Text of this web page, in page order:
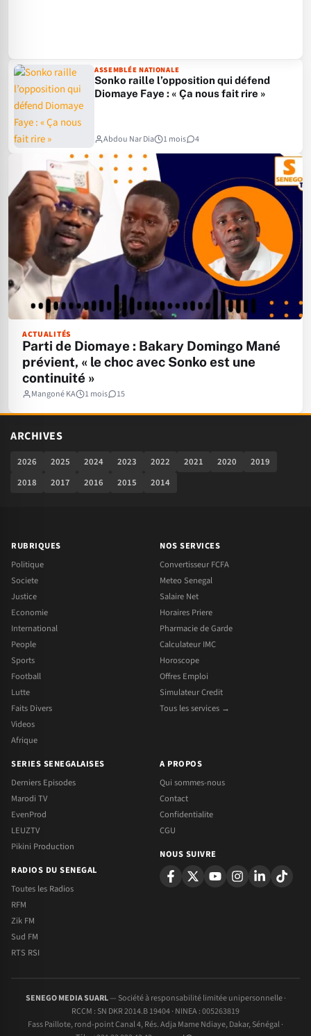
ASSEMBLÉE NATIONALE
Sonko raille l’opposition qui défend
Diomaye Faye : « Ça nous fait rire »
Abdou Nar Dia 1 mois 4
ACTUALITÉS
Parti de Diomaye : Bakary Domingo Mané
prévient, « le choc avec Sonko est une
continuité »
Mangoné KA 1 mois 15
ARCHIVES
2026 2025 2024 2023 2022 2021 2020
2019
2018
2017 2016 2015 2014
RUBRIQUES
Politique
Societe
Justice
Economie
International
People
Sports
Football
Lutte
Faits Divers
Videos
Afrique
NOS SERVICES
Convertisseur FCFA
Meteo Senegal
Salaire Net
Horaires Priere
Pharmacie de Garde
Calculateur IMC
Horoscope
Offres Emploi
Simulateur Credit
Tous les services →
SERIES SENEGALAISES
Derniers Episodes
Marodi TV
EvenProd
LEUZTV
Pikini Production
RADIOS DU SENEGAL
Toutes les Radios
RFM
Zik FM
Sud FM
RTS RSI
A PROPOS
Qui sommes-nous
Contact
Confidentialite
CGU
NOUS SUIVRE
SENEGO MEDIA SUARL— Société à responsabilité limitée unipersonnelle ·
RCCM : SN DKR 2014.B 19404 · NINEA : 005263819
Fass Paillote, rond-point Canal 4, Rés. Adja Mame Ndiaye, Dakar, Sénégal ·